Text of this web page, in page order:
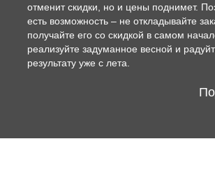
отменит скидки, но и цены поднимет.
есть возможность – не откладывайте
получайте его со скидкой в самом
реализуйте задуманное весной и
результату уже с лета.